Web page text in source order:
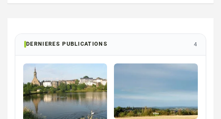
DERNIERES PUBLICATIONS 4